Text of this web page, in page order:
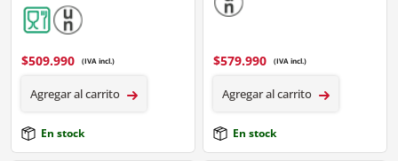
$509.990 (IVA incl.)
Agregar al carrito
En stock
$579.990 (IVA incl.)
Agregar al carrito
En stock